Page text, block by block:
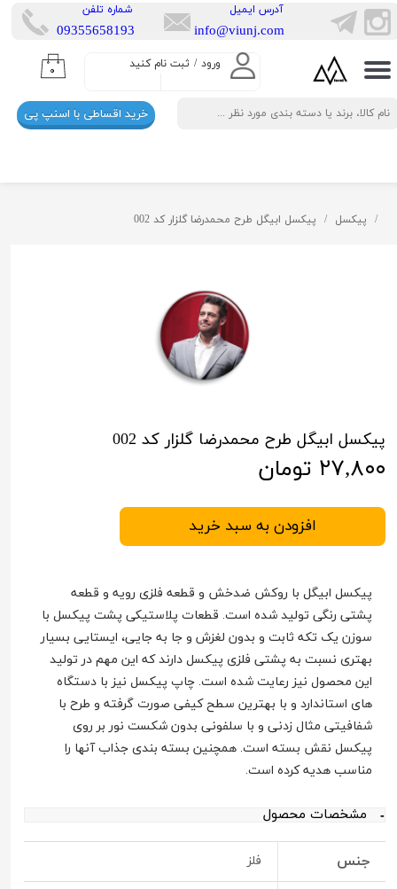
ورود / ثبت نام کنید
حساب کاربری من
تغییر گذر واژه
سفارشات
۰
​شماره تلفن
​​09355658193
​آدرس ایمیل
info@viunj.com
خرید اقساطی با اسنپ پی
پیکسل پیکسل ابیگل طرح محمدرضا گلزار کد 002
پیکسل ابیگل طرح محمدرضا گلزار کد 002
۲۷,۸۰۰ تومان
افزودن به سبد خرید
پیکسل ابیگل با روکش ضدخش و قطعه فلزی رویه و قطعه
پشتی رنگی تولید شده است. قطعات پلاستیکی پشت پیکسل با
سوزن یک تکه ثابت و بدون لغزش و جا به جایی، ایستایی بسیار
بهتری نسبت به پشتی فلزی پیکسل دارند که این مهم در تولید
این محصول نیز رعایت شده است. چاپ پیکسل نیز با دستگاه
های استاندارد و با بهترین سطح کیفی صورت گرفته و طرح با
شفافیتی مثال زدنی و با سلفونی بدون شکست نور بر روی
پیکسل نقش بسته است. همچنین بسته بندی جذاب آنها را
مناسب هدیه کرده است.
مشخصات محصول
جنس فلز